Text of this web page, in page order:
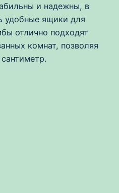
и надежны, в
удобные ящики для
отлично подходят
комнат, позволяя